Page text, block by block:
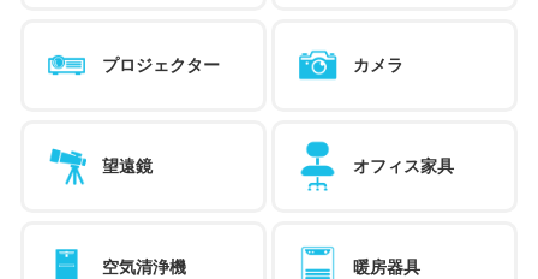
プロジェクター カメラ
望遠鏡 オフィス家具
空気清浄機 暖房器具